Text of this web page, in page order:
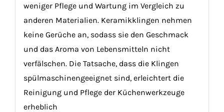
weniger Pflege und Wartung im Vergleich zu
anderen Materialien. Keramikklingen nehmen
keine Gerüche an, sodass sie den Geschmack
und das Aroma von Lebensmitteln nicht
verfälschen. Die Tatsache, dass die Klingen
spülmaschinengeeignet sind, erleichtert die
Reinigung und Pflege der Küchenwerkzeuge
erheblich